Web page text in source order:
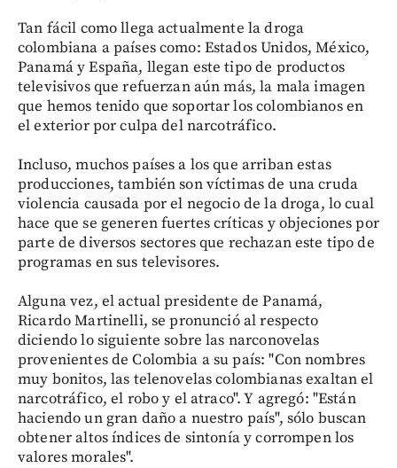
Tan fácil como llega actualmente la droga
colombiana a países como: Estados Unidos, México,
Panamá y España, llegan este tipo de productos
televisivos que refuerzan aún más, la mala imagen
que hemos tenido que soportar los colombianos en
el exterior por culpa del narcotráfico.
Incluso, muchos países a los que arriban estas
producciones, también son víctimas de una cruda
violencia causada por el negocio de la droga, lo cual
hace que se generen fuertes críticas y objeciones por
parte de diversos sectores que rechazan este tipo de
programas en sus televisores.
Alguna vez, el actual presidente de Panamá,
Ricardo Martinelli, se pronunció al respecto
diciendo lo siguiente sobre las narconovelas
provenientes de Colombia a su país: "Con nombres
muy bonitos, las telenovelas colombianas exaltan el
narcotráfico, el robo y el atraco". Y agregó: "Están
haciendo un gran daño a nuestro país", sólo buscan
obtener altos índices de sintonía y corrompen los
valores morales".